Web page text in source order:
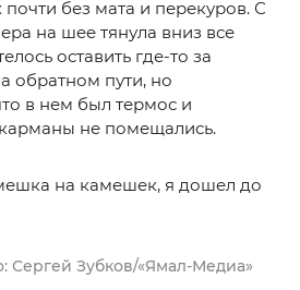
почти без мата и перекуров. С
на шее тянула вниз все
оставить где-то за
обратном пути, но
в нем был термос и
не помещались.
на камешек, я дошел до